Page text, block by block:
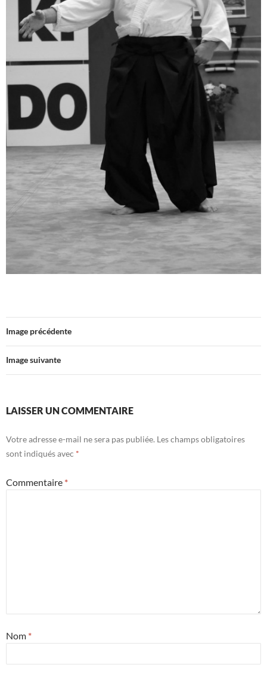
Image précédente
Image suivante
LAISSER UN COMMENTAIRE
Votre adresse e-mail ne sera pas publiée. Les champs obligatoires
sont indiqués avec *
Commentaire *
Nom *